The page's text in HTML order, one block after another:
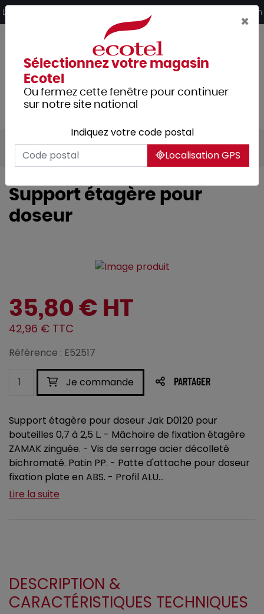
Livraison offerte dès 249€ HT d’achat et retrait 2h en magasin
Tous les produits Arts de la table
Support étagère pour
doseur
35,80 € HT
42,96 € TTC
Référence : E52517
Je commande PARTAGER
Support étagère pour doseur Jak D0120 pour
bouteilles 0,7 à 2,5 L. - Mâchoire de fixation étagère
ZAMAK zinguée. - Vis de serrage acier décolleté
bichromaté. Patin PP. - Patte d'attache pour doseur
fixation plate en ABS. - Profil ALU...
Lire la suite
DESCRIPTION &
CARACTÉRISTIQUES TECHNIQUES
×
Sélectionnez votre magasin
Ecotel
Ou fermez cette fenêtre pour continuer
sur notre site national
Indiquez votre code postal
Localisation GPS
Panneau de gestion des cookies